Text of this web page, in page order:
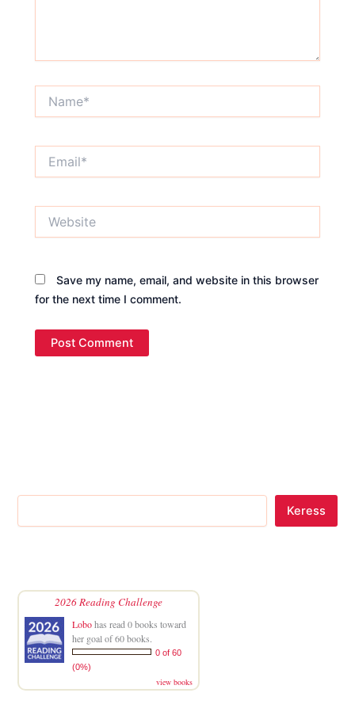
Save my name, email, and website in this browser
for the next time I comment.
Keress
2026 Reading Challenge
Lobohas read 0 books toward
her goal of 60 books.
0 of 60
(0%)
view books